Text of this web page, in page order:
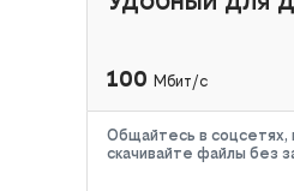
100 Мбит/с
Общайтесь в соцсетях,
скачивайте файлы без